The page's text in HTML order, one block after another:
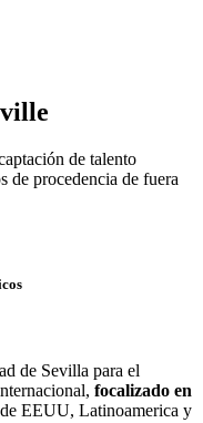
de talento
de procedencia de fuera
de Sevilla para el
focalizado en
EEUU, Latinoamerica y